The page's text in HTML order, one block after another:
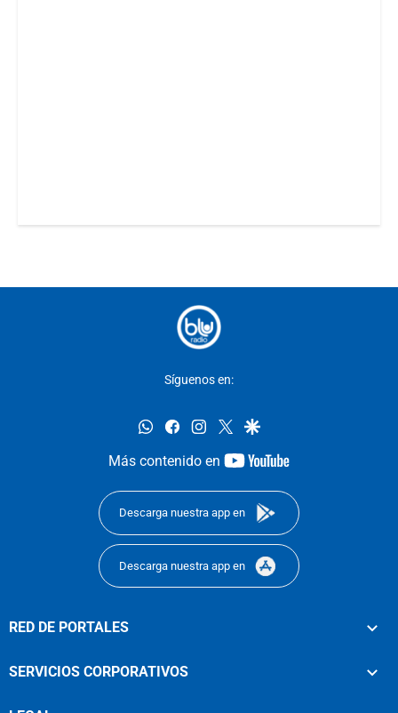
Síguenos en:
whatsappfacebookinstagram
twittergoogle
Más contenido en
youtube-
Descarga nuestra app en
Descarga nuestra app en
RED DE PORTALES
SERVICIOS CORPORATIVOS